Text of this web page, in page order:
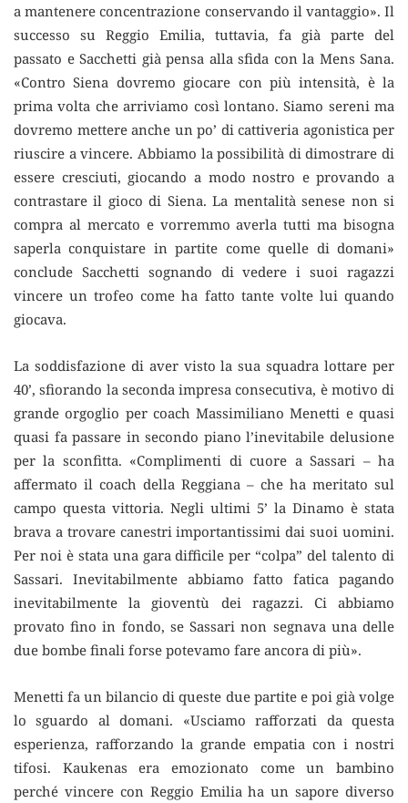
a mantenere concentrazione conservando il vantaggio». Il
successo su Reggio Emilia, tuttavia, fa già parte del
passato e Sacchetti già pensa alla sfida con la Mens Sana.
«Contro Siena dovremo giocare con più intensità, è la
prima volta che arriviamo così lontano. Siamo sereni ma
dovremo mettere anche un po’ di cattiveria agonistica per
riuscire a vincere. Abbiamo la possibilità di dimostrare di
essere cresciuti, giocando a modo nostro e provando a
contrastare il gioco di Siena. La mentalità senese non si
compra al mercato e vorremmo averla tutti ma bisogna
saperla conquistare in partite come quelle di domani»
conclude Sacchetti sognando di vedere i suoi ragazzi
vincere un trofeo come ha fatto tante volte lui quando
giocava.
La soddisfazione di aver visto la sua squadra lottare per
40’, sfiorando la seconda impresa consecutiva, è motivo di
grande orgoglio per coach Massimiliano Menetti e quasi
quasi fa passare in secondo piano l’inevitabile delusione
per la sconfitta. «Complimenti di cuore a Sassari – ha
affermato il coach della Reggiana – che ha meritato sul
campo questa vittoria. Negli ultimi 5’ la Dinamo è stata
brava a trovare canestri importantissimi dai suoi uomini.
Per noi è stata una gara difficile per “colpa” del talento di
Sassari. Inevitabilmente abbiamo fatto fatica pagando
inevitabilmente la gioventù dei ragazzi. Ci abbiamo
provato fino in fondo, se Sassari non segnava una delle
due bombe finali forse potevamo fare ancora di più».
Menetti fa un bilancio di queste due partite e poi già volge
lo sguardo al domani. «Usciamo rafforzati da questa
esperienza, rafforzando la grande empatia con i nostri
tifosi. Kaukenas era emozionato come un bambino
perché vincere con Reggio Emilia ha un sapore diverso